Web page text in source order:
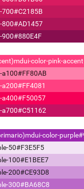
700#C2185B
800#AD1457
900#880E4F
mdui-color-pink-accent
a100#FF80AB
a200#FF4081
a400#F50057
a700#C51162
mdui-color-purple
50#F3E5F5
100#E1BEE7
200#CE93D8
300#BA68C8